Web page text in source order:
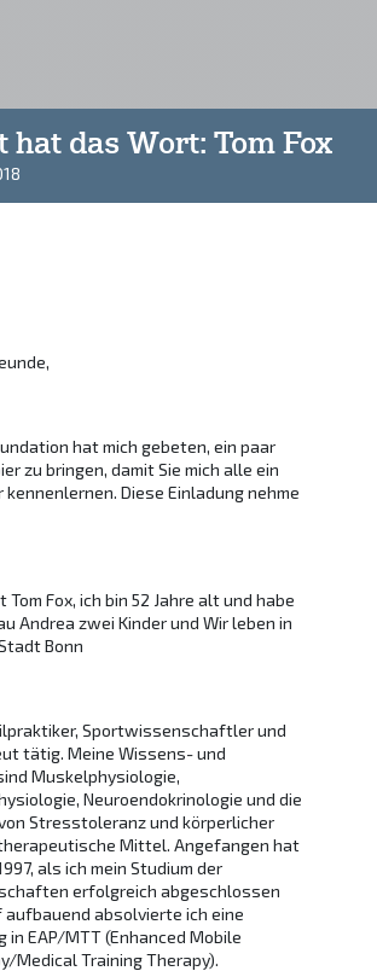
hat das Wort: Tom Fox
hat mich gebeten, ein paar
zu bringen, damit Sie mich alle ein
Diese Einladung nehme
Tom Fox, ich bin 52 Jahre alt und habe
Andrea zwei Kinder und Wir leben in
Bonn
Sportwissenschaftler und
tätig. Meine Wissens- und
Muskelphysiologie,
Neuroendokrinologie und die
Stresstoleranz und körperlicher
Mittel. Angefangen hat
als ich mein Studium der
erfolgreich abgeschlossen
absolvierte ich eine
in EAP/MTT (Enhanced Mobile
Medical Training Therapy).